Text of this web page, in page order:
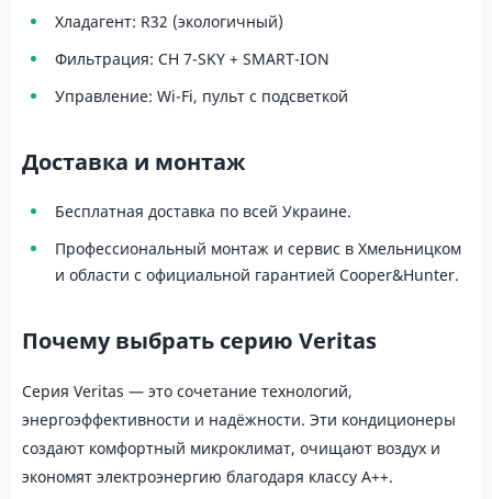
Хладагент: R32 (экологичный)
Фильтрация: CH 7-SKY + SMART-ION
Управление: Wi-Fi, пульт с подсветкой
Доставка и монтаж
Бесплатная доставка по всей Украине.
Профессиональный монтаж и сервис в Хмельницком
и области с официальной гарантией Cooper&Hunter.
Почему выбрать серию Veritas
Серия Veritas — это сочетание технологий,
энергоэффективности и надёжности. Эти кондиционеры
создают комфортный микроклимат, очищают воздух и
экономят электроэнергию благодаря классу A++.